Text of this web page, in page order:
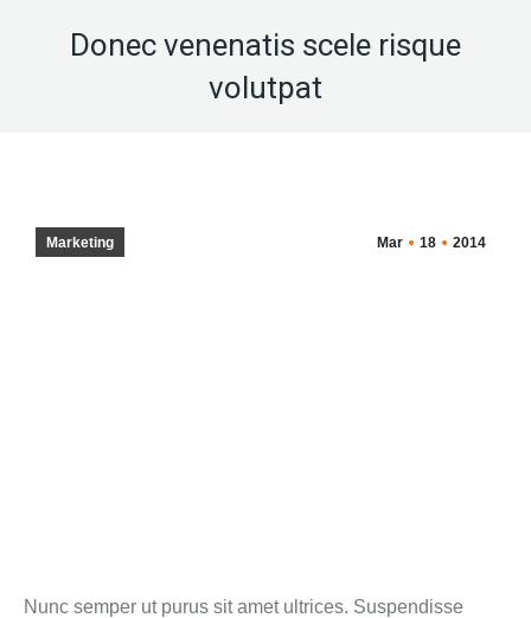
Donec venenatis scele risque
volutpat
Mar 18 2014
Marketing
Nunc semper ut purus sit amet ultrices. Suspendisse